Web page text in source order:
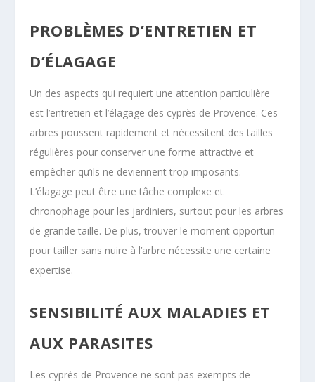
PROBLÈMES D’ENTRETIEN ET
D’ÉLAGAGE
Un des aspects qui requiert une attention particulière
est l’entretien et l’élagage des cyprès de Provence. Ces
arbres poussent rapidement et nécessitent des tailles
régulières pour conserver une forme attractive et
empêcher qu’ils ne deviennent trop imposants.
L’élagage peut être une tâche complexe et
chronophage pour les jardiniers, surtout pour les arbres
de grande taille. De plus, trouver le moment opportun
pour tailler sans nuire à l’arbre nécessite une certaine
expertise.
SENSIBILITÉ AUX MALADIES ET
AUX PARASITES
Les cyprès de Provence ne sont pas exempts de